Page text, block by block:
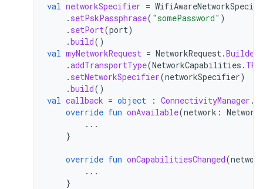
val networkSpecifier =
. setPskPassphrase( "somePassword" )
. setPort(port)
.build()
val myNetworkRequest = NetworkRequest.Builder
.addTransportType(NetworkCapabilities .
. setNetworkSpecifier(networkSpecifier)
.build()
val callback = object : ConnectivityManager .
override fun onAvailable(network : Network
...
}
override fun onCapabilitiesChanged(network
...
}